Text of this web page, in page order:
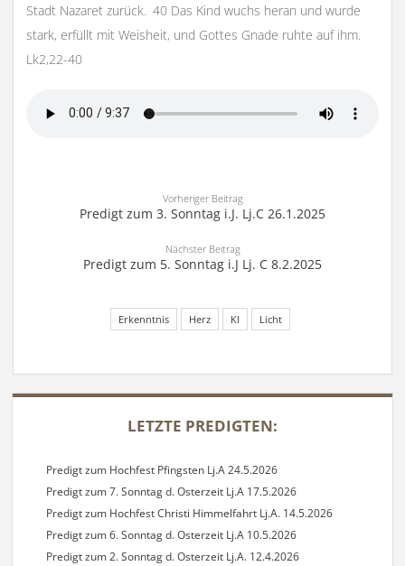
Stadt Nazaret zurück. 40 Das Kind wuchs heran und wurde
stark, erfüllt mit Weisheit, und Gottes Gnade ruhte auf ihm.
Lk2,22-40
Vorheriger Beitrag
Predigt zum 3. Sonntag i.J. Lj.C 26.1.2025
Nächster Beitrag
Predigt zum 5. Sonntag i.J Lj. C 8.2.2025
Erkenntnis Herz KI Licht
SIDEBAR
LETZTE PREDIGTEN:
Predigt zum Hochfest Pfingsten Lj.A 24.5.2026
Predigt zum 7. Sonntag d. Osterzeit Lj.A 17.5.2026
Predigt zum Hochfest Christi Himmelfahrt Lj.A. 14.5.2026
Predigt zum 6. Sonntag d. Osterzeit Lj.A 10.5.2026
Predigt zum 2. Sonntag d. Osterzeit Lj.A. 12.4.2026